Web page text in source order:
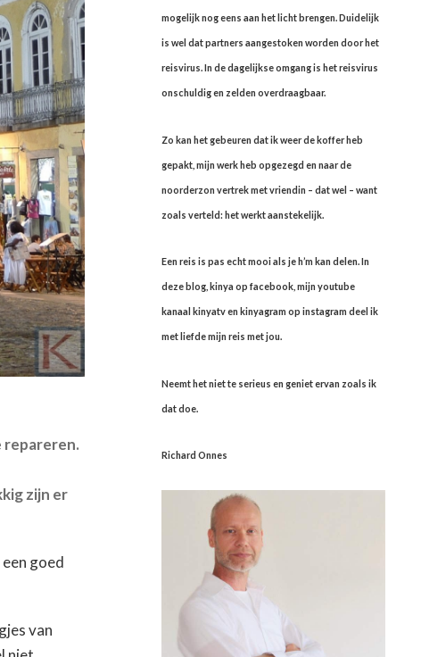
repareren.
zijn er
goed
van
mogelijk nog eens aan het licht brengen. Duidelijk
is wel dat partners aangestoken worden door het
reisvirus. In de dagelijkse omgang is het reisvirus
onschuldig en zelden overdraagbaar.
Zo kan het gebeuren dat ik weer de koffer heb
gepakt, mijn werk heb opgezegd en naar de
noorderzon vertrek met vriendin – dat wel – want
zoals verteld: het werkt aanstekelijk.
Een reis is pas echt mooi als je h’m kan delen. In
deze blog, kinya op facebook, mijn youtube
kanaal kinyatv en kinyagram op instagram deel ik
met liefde mijn reis met jou.
Neemt het niet te serieus en geniet ervan zoals ik
dat doe.
Richard Onnes